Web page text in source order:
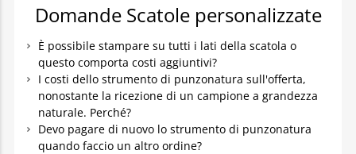
Domande Scatole personalizzate
È possibile stampare su tutti i lati della scatola o
questo comporta costi aggiuntivi?
I costi dello strumento di punzonatura sull'offerta,
nonostante la ricezione di un campione a grandezza
naturale. Perché?
Devo pagare di nuovo lo strumento di punzonatura
quando faccio un altro ordine?